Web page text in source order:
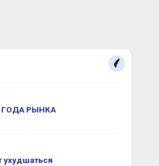
РЫНКА
ухудшаться